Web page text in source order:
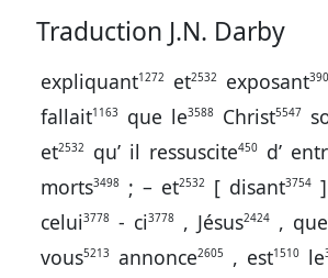
Traduction J.N. Darby
expliquant1272 et2532 exposant
fallait1163 que le3588 Christ5547
et2532 qu’ il ressuscite450 d’
morts3498 ; – et2532 [ disant3754 ]
celui3778 - ci3778 , Jésus2424 , que
vous5213 annonce2605 , est1510 le